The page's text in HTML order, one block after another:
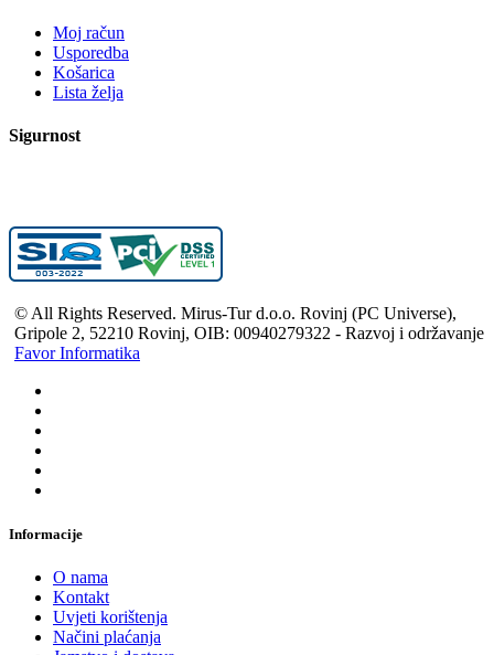
Moj račun
Usporedba
Košarica
Lista želja
Sigurnost
© All Rights Reserved. Mirus-Tur d.o.o. Rovinj (PC Universe),
Gripole 2, 52210 Rovinj, OIB: 00940279322 - Razvoj i održavanje
Favor Informatika
Informacije
O nama
Kontakt
Uvjeti korištenja
Načini plaćanja